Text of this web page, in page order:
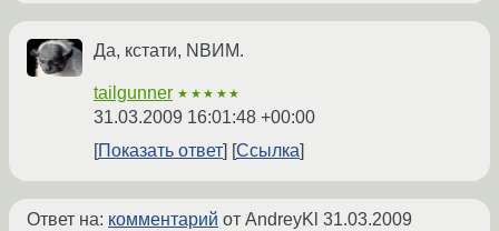
Да, кстати, NВИМ.
tailgunner ★★★★★
31.03.2009 16:01:48 +00:00
Показать ответ
Ссылка
Ответ на: комментарий от AndreyKl 31.03.2009